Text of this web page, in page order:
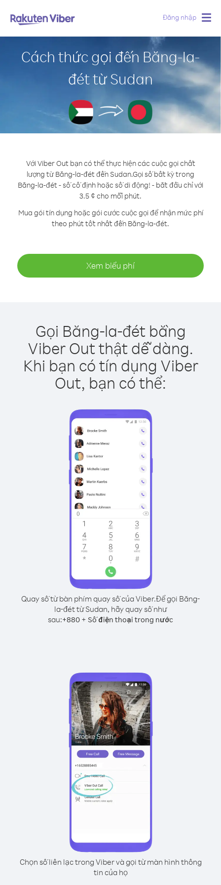
Đăng nhập
Cách thức gọi đến Băng-la-
đét từ Sudan
Với Viber Out bạn có thể thực hiện các cuộc gọi chất
lượng từ Băng-la-đét đến Sudan.Gọi số bất kỳ trong
Băng-la-đét - số cố định hoặc số di động! - bắt đầu chỉ với
3.5 ¢ cho mỗi phút.
Mua gói tín dụng hoặc gói cước cuộc gọi để nhận mức phí
theo phút tốt nhất đến Băng-la-đét.
Xem biểu phí
Gọi Băng-la-đét bằng
Viber Out thật dễ dàng.
Khi bạn có tín dụng Viber
Out, bạn có thể:
Quay số từ bàn phím quay số của Viber.Để gọi Băng-
la-đét từ Sudan, hãy quay số như
sau:+880 + Số điện thoại trong nước
Chọn số liên lạc trong Viber và gọi từ màn hình thông
tin của họ